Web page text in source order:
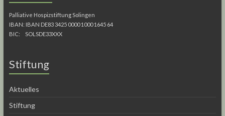
Palliative Hospizstiftung Solingen
IBAN: IBAN DE83 3425 0000 1000 1645 64
BIC: SOLSDE33XXX
Stiftung
Aktuelles
Stiftung